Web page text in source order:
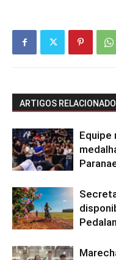
ARTIGOS
Equipe